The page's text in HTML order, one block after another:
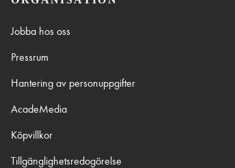
Jobba hos oss
Pressrum
Hantering av personuppgifter
AcadeMedia
Köpvillkor
Tillgänglighetsredogörelse